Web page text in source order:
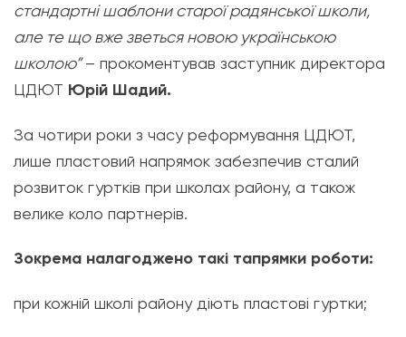
стандартнішаблони старої радянської школи,
але те що вже зветься новою українською
школою”– прокоментував заступник директора
ЦДЮТ Юрій Шадий.
За чотири роки з часу реформування ЦДЮТ,
лише пластовий напрямок забезпечив сталий
розвиток гуртків при школах району, а також
велике коло партнерів.
Зокрема налагоджено такі тапрямки роботи:
при кожній школі району діють пластові гуртки;